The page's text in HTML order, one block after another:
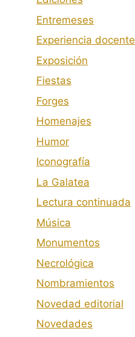
Entremeses
Experiencia docente
Exposición
Fiestas
Forges
Homenajes
Humor
Iconografía
La Galatea
Lectura continuada
Música
Monumentos
Necrológica
Nombramientos
Novedad editorial
Novedades